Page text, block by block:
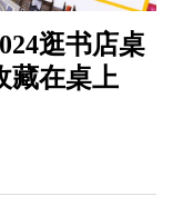
逛书店桌
藏在桌上